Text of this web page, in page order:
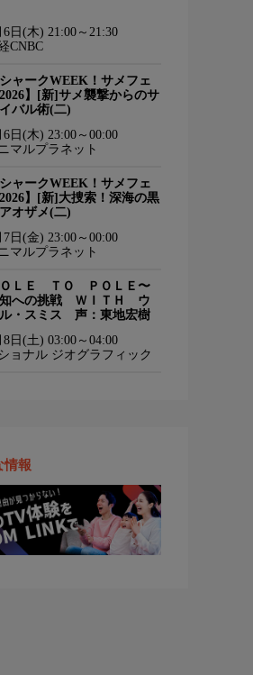
6日(木) 21:00～21:30
CNBC
シャークWEEK！サメフェ
】[新]サメ襲撃からのサ
バル術(二)
6日(木) 23:00～00:00
マルプラネット
シャークWEEK！サメフェ
】[新]大捜索！深海の黒
オザメ(二)
7日(金) 23:00～00:00
マルプラネット
ＯＬＥ ＴＯ ＰＯＬＥ〜
への挑戦 ＷＩＴＨ ウ
ル・スミス 声：東地宏樹
8日(土) 03:00～04:00
ョナル ジオグラフィック
情報